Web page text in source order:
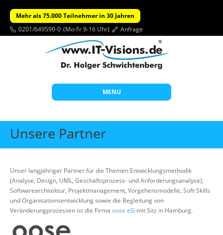
Mehr als 75.000 Teilnehmer in 30 Jahren
0201/649590-0 (Mo-Fr 9-16 Uhr) Anfrage
MENU
Start
Themen
Offene Seminare
Wissen
Über uns
Unsere Partner
Unser langjähriger Partner für die Themen Entwicklungsmethodik
(Analyse, Design, UML, Geschäftsprozess- und Anforderungsanalyse),
Softwarearchitektur, Projektmanagement, Vorgehensmodelle, Soft-Skills
und Organisationsentwicklung sowie die Begleitung von
Veränderungprozessen ist die Firma oose eG mit Sitz in Hamburg.